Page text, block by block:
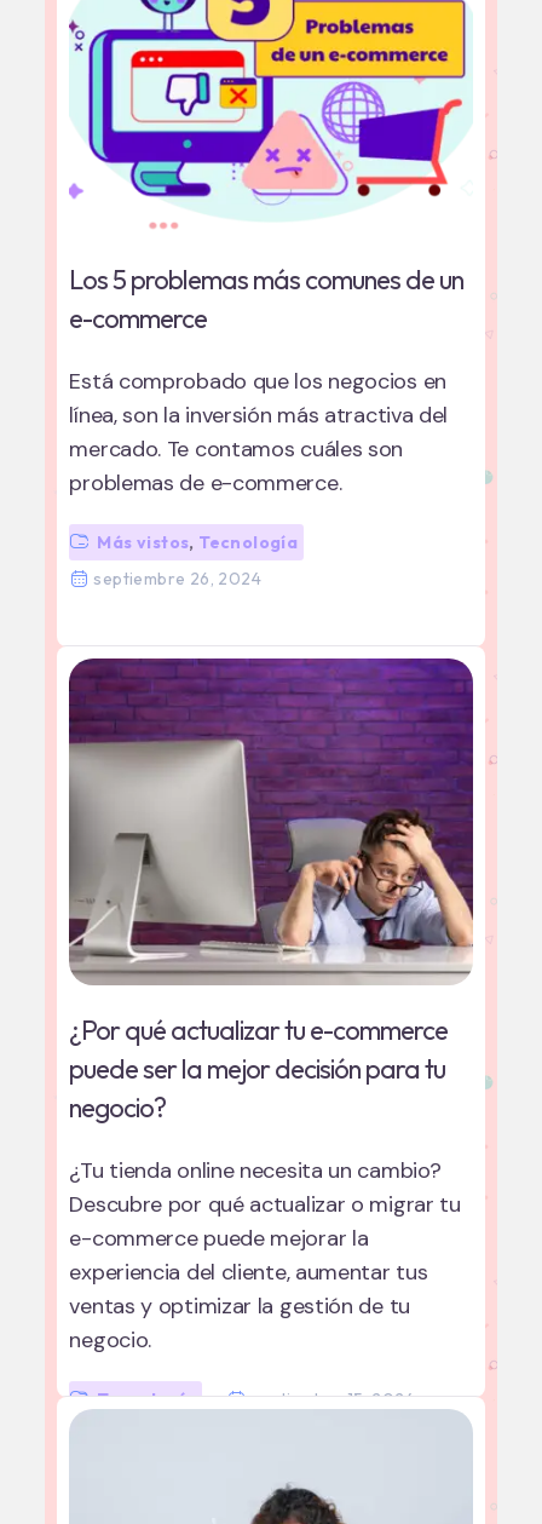
Los 5 problemas más comunes de un
e-commerce
Está comprobado que los negocios en
línea, son la inversión más atractiva del
mercado. Te contamos cuáles son
problemas de e-commerce.
Más vistos, Tecnología
septiembre 26, 2024
¿Por qué actualizar tu e-commerce
puede ser la mejor decisión para tu
negocio?
¿Tu tienda online necesita un cambio?
Descubre por qué actualizar o migrar tu
e-commerce puede mejorar la
experiencia del cliente, aumentar tus
ventas y optimizar la gestión de tu
negocio.
Tecnología septiembre 15, 2024